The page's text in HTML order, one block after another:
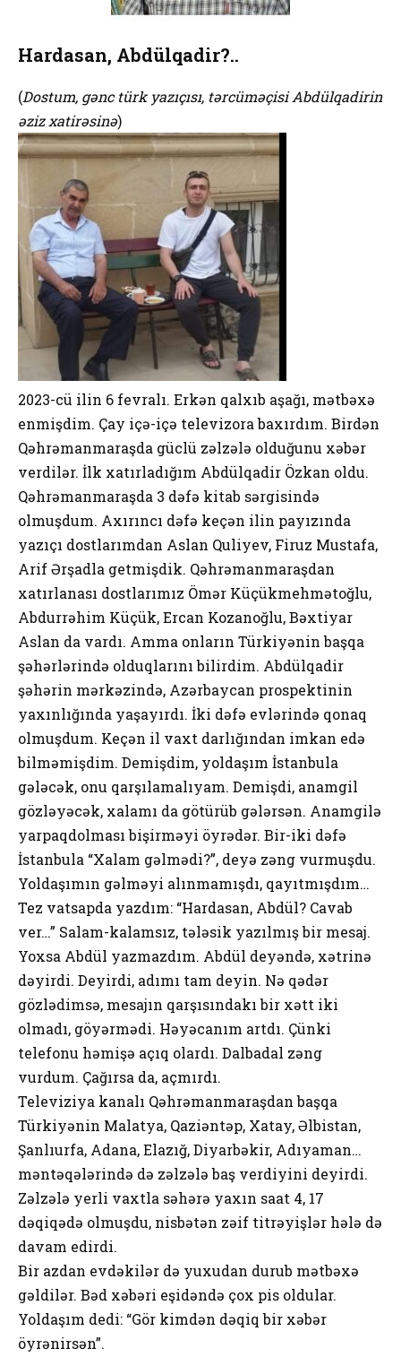
Hardasan, Abdülqadir?..
(Dostum, gənc türk yazıçısı, tərcüməçisi Abdülqadirin
əziz xatirəsinə)
2023-cü ilin 6 fevralı. Erkən qalxıb aşağı, mətbəxə
enmişdim. Çay içə-içə televizora baxırdım. Birdən
Qəhrəmanmaraşda güclü zəlzələ olduğunu xəbər
verdilər. İlk xatırladığım Abdülqadir Özkan oldu.
Qəhrəmanmaraşda 3 dəfə kitab sərgisində
olmuşdum. Axırıncı dəfə keçən ilin payızında
yazıçı dostlarımdan Aslan Quliyev, Firuz Mustafa,
Arif Ərşadla getmişdik. Qəhrəmanmaraşdan
xatırlanası dostlarımız Ömər Küçükmehmətoğlu,
Abdurrəhim Küçük, Ercan Kozanoğlu, Bəxtiyar
Aslan da vardı. Amma onların Türkiyənin başqa
şəhərlərində olduqlarını bilirdim. Abdülqadir
şəhərin mərkəzində, Azərbaycan prospektinin
yaxınlığında yaşayırdı. İki dəfə evlərində qonaq
olmuşdum. Keçən il vaxt darlığından imkan edə
bilməmişdim. Demişdim, yoldaşım İstanbula
gələcək, onu qarşılamalıyam. Demişdi, anamgil
gözləyəcək, xalamı da götürüb gələrsən. Anamgilə
yarpaqdolması bişirməyi öyrədər. Bir-iki dəfə
İstanbula “Xalam gəlmədi?”, deyə zəng vurmuşdu.
Yoldaşımın gəlməyi alınmamışdı, qayıtmışdım…
Tez vatsapda yazdım: “Hardasan, Abdül? Cavab
ver…” Salam-kalamsız, tələsik yazılmış bir mesaj.
Yoxsa Abdül yazmazdım. Abdül deyəndə, xətrinə
dəyirdi. Deyirdi, adımı tam deyin. Nə qədər
gözlədimsə, mesajın qarşısındakı bir xətt iki
olmadı, göyərmədi. Həyəcanım artdı. Çünki
telefonu həmişə açıq olardı. Dalbadal zəng
vurdum. Çağırsa da, açmırdı.
Televiziya kanalı Qəhrəmanmaraşdan başqa
Türkiyənin Malatya, Qaziəntəp, Xatay, Əlbistan,
Şanlıurfa, Adana, Elazığ, Diyarbəkir, Adıyaman…
məntəqələrində də zəlzələ baş verdiyini deyirdi.
Zəlzələ yerli vaxtla səhərə yaxın saat 4, 17
dəqiqədə olmuşdu, nisbətən zəif titrəyişlər hələ də
davam edirdi.
Bir azdan evdəkilər də yuxudan durub mətbəxə
gəldilər. Bəd xəbəri eşidəndə çox pis oldular.
Yoldaşım dedi: “Gör kimdən dəqiq bir xəbər
öyrənirsən”.